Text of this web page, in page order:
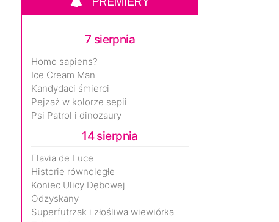
7 sierpnia
Homo sapiens?
Ice Cream Man
Kandydaci śmierci
Pejzaż w kolorze sepii
Psi Patrol i dinozaury
14 sierpnia
Flavia de Luce
Historie równoległe
Koniec Ulicy Dębowej
Odzyskany
Superfutrzak i złośliwa wiewiórka